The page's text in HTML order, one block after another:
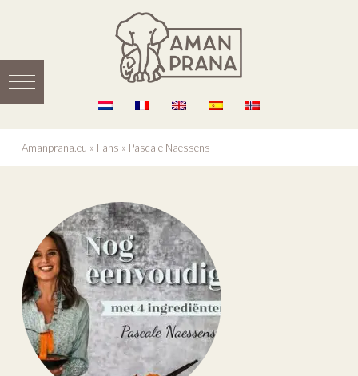
Amanprana.eu » Fans » Pascale Naessens